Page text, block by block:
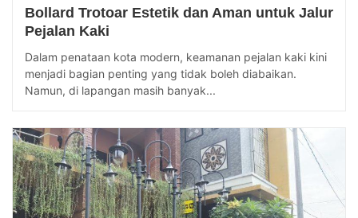
Bollard Trotoar Estetik dan Aman untuk Jalur
Pejalan Kaki
Dalam penataan kota modern, keamanan pejalan kaki kini
menjadi bagian penting yang tidak boleh diabaikan.
Namun, di lapangan masih banyak...